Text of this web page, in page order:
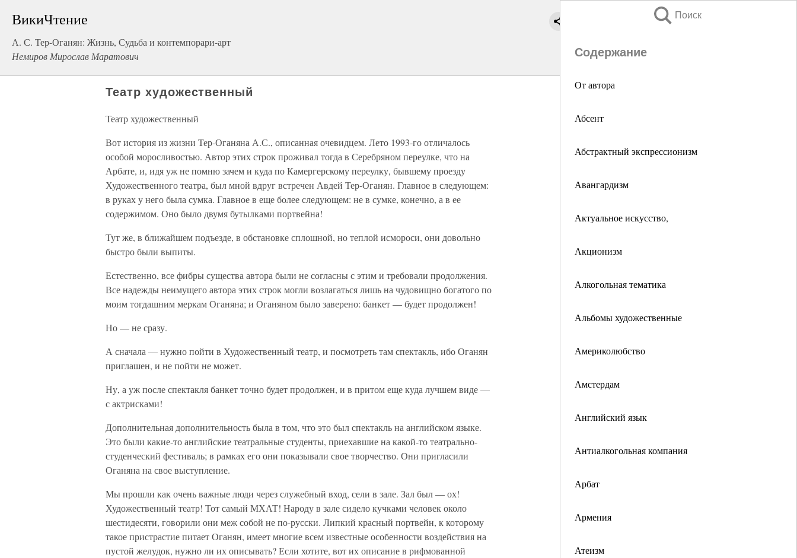
ВикиЧтение
А. С. Тер-Оганян: Жизнь, Судьба и контемпорари-арт
Немиров Мирослав Маратович
Поиск
Содержание
От автора
Абсент
Абстрактный экспрессионизм
Авангардизм
Актуальное искусство,
Акционизм
Алкогольная тематика
Альбомы художественные
Америколюбство
Амстердам
Английский язык
Антиалкогольная компания
Арбат
Армения
Атеизм
Театр художественный
Театр художественный
Вот история из жизни Тер-Оганяна А.С., описанная очевидцем. Лето 1993-го отличалось
особой моросливостью. Автор этих строк проживал тогда в Серебряном переулке, что на
Арбате, и, идя уж не помню зачем и куда по Камергерскому переулку, бывшему проезду
Художественного театра, был мной вдруг встречен Авдей Тер-Оганян. Главное в следующем:
в руках у него была сумка. Главное в еще более следующем: не в сумке, конечно, а в ее
содержимом. Оно было двумя бутылками портвейна!
Тут же, в ближайшем подъезде, в обстановке сплошной, но теплой исмороси, они довольно
быстро были выпиты.
Естественно, все фибры существа автора были не согласны с этим и требовали продолжения.
Все надежды неимущего автора этих строк могли возлагаться лишь на чудовищно богатого по
моим тогдашним меркам Оганяна; и Оганяном было заверено: банкет — будет продолжен!
Но — не сразу.
А сначала — нужно пойти в Художественный театр, и посмотреть там спектакль, ибо Оганян
приглашен, и не пойти не может.
Ну, а уж после спектакля банкет точно будет продолжен, и в притом еще куда лучшем виде —
с актрисками!
Дополнительная дополнительность была в том, что это был спектакль на английском языке.
Это были какие-то английские театральные студенты, приехавшие на какой-то театрально-
студенческий фестиваль; в рамках его они показывали свое творчество. Они пригласили
Оганяна на свое выступление.
Мы прошли как очень важные люди через служебный вход, сели в зале. Зал был — ох!
Художественный театр! Тот самый МХАТ! Народу в зале сидело кучками человек около
шестидесяти, говорили они меж собой не по-русски. Липкий красный портвейн, к которому
такое пристрастие питает Оганян, имеет многие всем известные особенности воздействия на
пустой желудок, нужно ли их описывать? Если хотите, вот их описание в рифмованной